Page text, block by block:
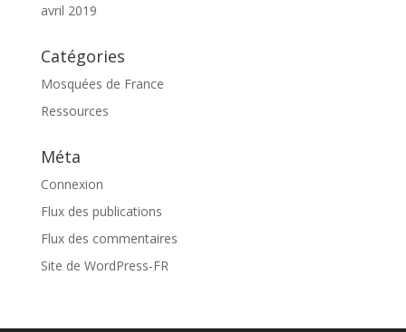
avril 2019
Catégories
Mosquées de France
Ressources
Méta
Connexion
Flux des publications
Flux des commentaires
Site de WordPress-FR